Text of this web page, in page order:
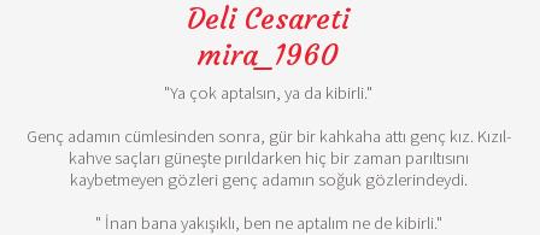
Deli Cesareti
mira_1960
"Ya çok aptalsın, ya da kibirli."
Genç adamın cümlesinden sonra, gür bir kahkaha attı genç kız. Kızıl-
kahve saçları güneşte pırıldarken hiç bir zaman parıltısını
kaybetmeyen gözleri genç adamın soğuk gözlerindeydi.
" İnan bana yakışıklı, ben ne aptalım ne de kibirli."